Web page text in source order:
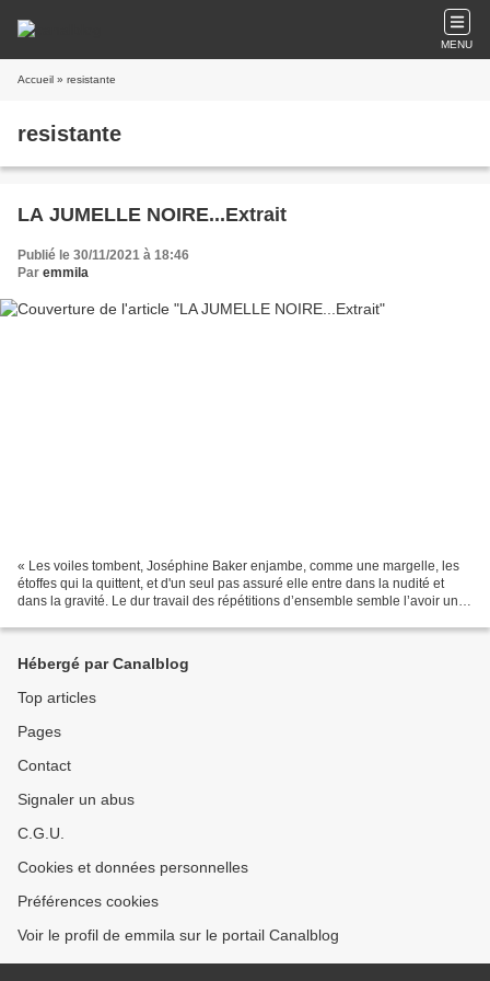
MENU
Accueil » resistante
resistante
LA JUMELLE NOIRE...Extrait
Publié le 30/11/2021 à 18:46
Par emmila
« Les voiles tombent, Joséphine Baker enjambe, comme une margelle, les
étoffes qui la quittent, et d'un seul pas assuré elle entre dans la nudité et
dans la gravité. Le dur travail des répétitions d’ensemble semble l’avoir un
Hébergé par Canalblog
Top articles
Pages
Contact
Signaler un abus
C.G.U.
Cookies et données personnelles
Préférences cookies
Voir le profil de emmila sur le portail Canalblog